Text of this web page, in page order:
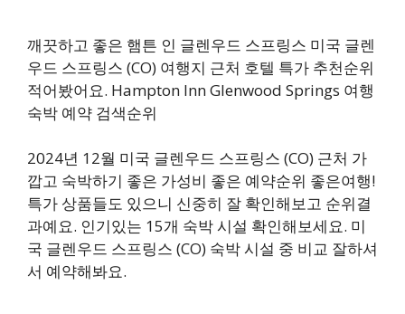
깨끗하고 좋은 햄튼 인 글렌우드 스프링스 미국 글렌
우드 스프링스 (CO) 여행지 근처 호텔 특가 추천순위
적어봤어요. Hampton Inn Glenwood Springs 여행
숙박 예약 검색순위
2024년 12월 미국 글렌우드 스프링스 (CO) 근처 가
깝고 숙박하기 좋은 가성비 좋은 예약순위 좋은여행!
특가 상품들도 있으니 신중히 잘 확인해보고 순위결
과예요. 인기있는 15개 숙박 시설 확인해보세요. 미
국 글렌우드 스프링스 (CO) 숙박 시설 중 비교 잘하셔
서 예약해봐요.